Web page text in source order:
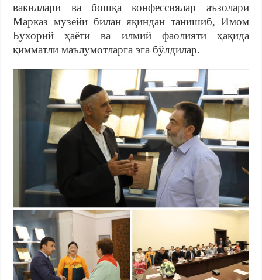
вакиллари ва бошқа конфессиялар аъзолари
Марказ музейи билан яқиндан танишиб, Имом
Бухорий ҳаёти ва илмий фаолияти ҳақида
қимматли маълумотларга эга бўлдилар.